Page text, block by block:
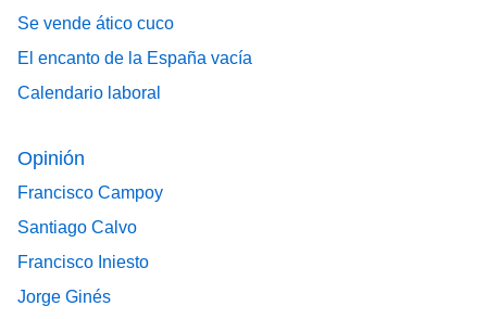
Se vende ático cuco
El encanto de la España vacía
Calendario laboral
Opinión
Francisco Campoy
Santiago Calvo
Francisco Iniesto
Jorge Ginés